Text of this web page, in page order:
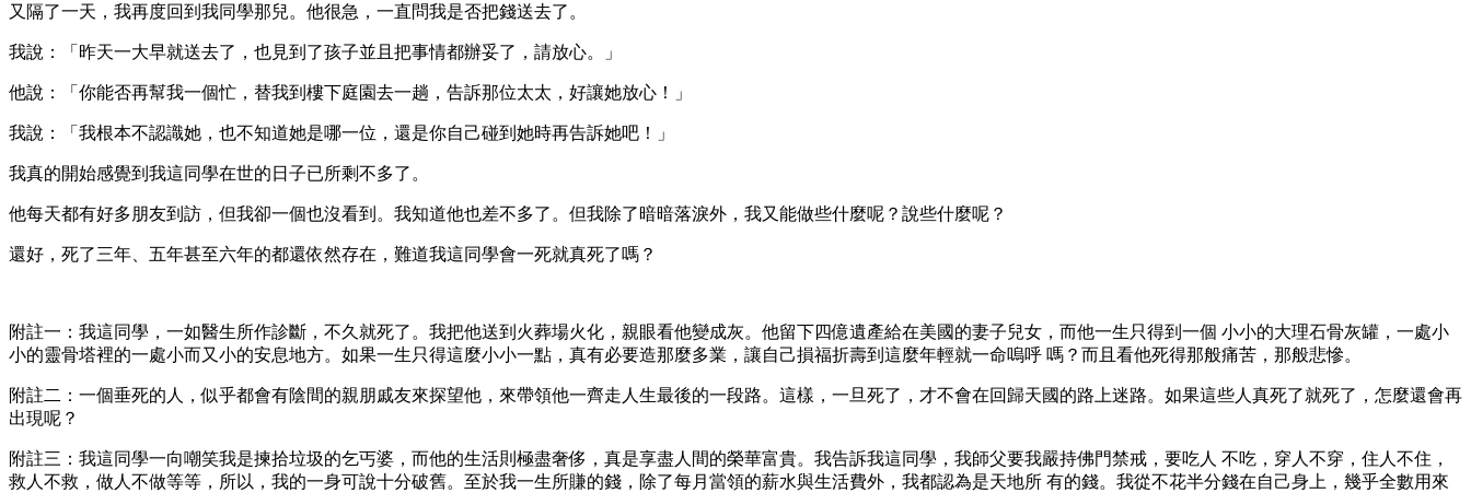
又隔了一天，我再度回到我同學那兒。他很急，一直問我是否把錢送去了。
我說：「昨天一大早就送去了，也見到了孩子並且把事情都辦妥了，請放心。」
他說：「你能否再幫我一個忙，替我到樓下庭園去一趟，告訴那位太太，好讓她放心！」
我說：「我根本不認識她，也不知道她是哪一位，還是你自己碰到她時再告訴她吧！」
我真的開始感覺到我這同學在世的日子已所剩不多了。
他每天都有好多朋友到訪，但我卻一個也沒看到。我知道他也差不多了。但我除了暗暗落淚外，我又能做些什麼呢？說些什麼呢？
還好，死了三年、五年甚至六年的都還依然存在，難道我這同學會一死就真死了嗎？
附註一：我這同學，一如醫生所作診斷，不久就死了。我把他送到火葬場火化，親眼看他變成灰。他留下四億遺產給在美國的妻子兒女，而他一生只得到一個 小小的大理石骨灰罐，一處小
小的靈骨塔裡的一處小而又小的安息地方。如果一生只得這麼小小一點，真有必要造那麼多業，讓自己損福折壽到這麼年輕就一命嗚呼 嗎？而且看他死得那般痛苦，那般悲慘。
附註二：一個垂死的人，似乎都會有陰間的親朋戚友來探望他，來帶領他一齊走人生最後的一段路。這樣，一旦死了，才不會在回歸天國的路上迷路。如果這些人真死了就死了，怎麼還會再
出現呢？
附註三：我這同學一向嘲笑我是揀拾垃圾的乞丐婆，而他的生活則極盡奢侈，真是享盡人間的榮華富貴。我告訴我這同學，我師父要我嚴持佛門禁戒，要吃人 不吃，穿人不穿，住人不住，
救人不救，做人不做等等，所以，我的一身可說十分破舊。至於我一生所賺的錢，除了每月當領的薪水與生活費外，我都認為是天地所 有的錢。我從不花半分錢在自己身上，幾乎全數用來